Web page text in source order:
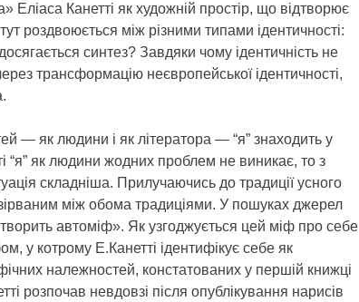
Канетті як художній простір, що відтворює
роздвоюється між різними типами ідентичності:
синтез? Завдяки чому ідентичність не
трансформацію неєвропейської ідентичності,
— як людини і як літератора — “я” знаходить у
“я” як людини жодних проблем не виникає, то з
складніша. Прилучаючись до традиції усного
між обома традиціями. У пошуках джерел
автоміф». Як узгоджується цей міф про себе
у котрому Е.Канетті ідентифікує себе як
належностей, констатованих у першій книжці
розпочав невдовзі після опублікування нарисів